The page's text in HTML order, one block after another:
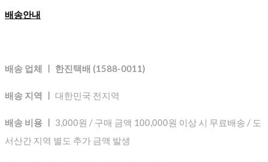
배송안내
배송 업체 ㅣ 한진택배 (1588-0011)
배송 지역 ㅣ 대한민국 전지역
배송 비용 ㅣ 3,000원 / 구매 금액 100,000원 이상 시 무료배송 / 도
서산간 지역 별도 추가 금액 발생